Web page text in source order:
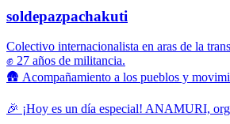
soldepazpachakuti
Colectivo internacionalista en aras de la
✊ 27 años de militancia.
🛖 Acompañamiento a los pueblos y
🎉 ¡Hoy es un día especial! ANAMURI,